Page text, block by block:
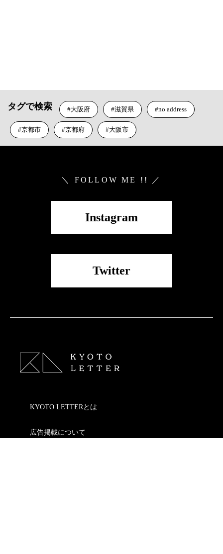
タグで検索 大阪府 滋賀県 no address
京都市 京都府 大阪市
＼ FOLLOW ME !! ／
Instagram
Twitter
KYOTO LETTERとは
広告掲載について